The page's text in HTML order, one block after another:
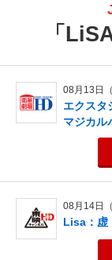
「
08月13日
エクスタ
マジカル
08月14日
Lisa：虚